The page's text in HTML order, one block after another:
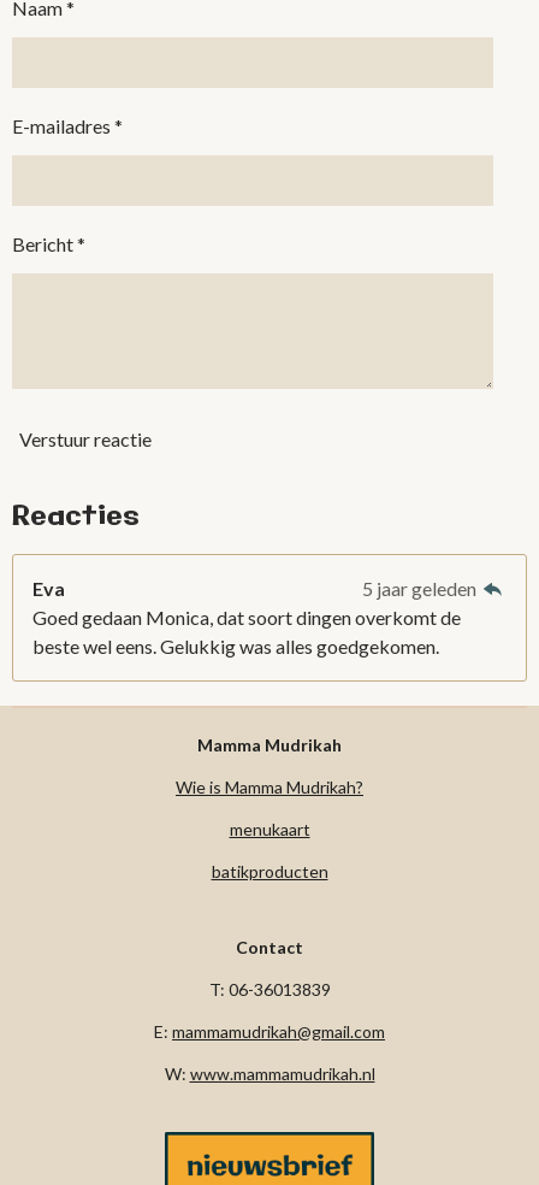
Naam *
E-mailadres *
Bericht *
Verstuur reactie
Reacties
Eva
5 jaar geleden
Goed gedaan Monica, dat soort dingen overkomt de
beste wel eens. Gelukkig was alles goedgekomen.
Mamma Mudrikah
Wie is Mamma Mudrikah?
menukaart
batikproducten
Contact
T: 06-36013839
E: mammamudrikah@gmail.com
W: www.mammamudrikah.nl